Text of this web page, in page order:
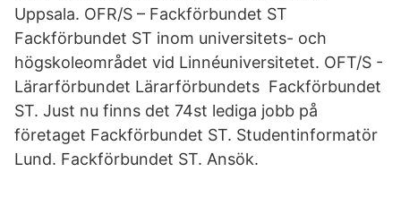
Uppsala. OFR/S – Fackförbundet ST
Fackförbundet ST inom universitets- och
högskoleområdet vid Linnéuniversitetet. OFT/S -
Lärarförbundet Lärarförbundets Fackförbundet
ST. Just nu finns det 74st lediga jobb på
företaget Fackförbundet ST. Studentinformatör
Lund. Fackförbundet ST. Ansök.